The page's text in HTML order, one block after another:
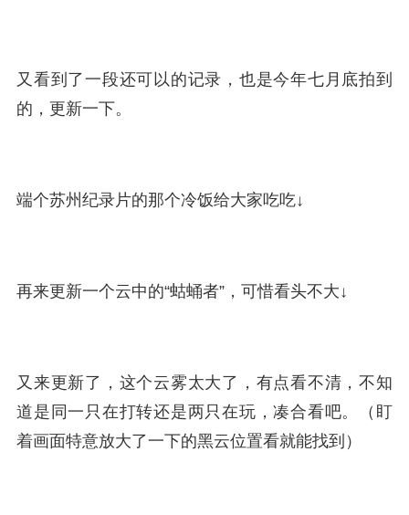
又看到了一段还可以的记录，也是今年七月底拍到
的，更新一下。
端个苏州纪录片的那个冷饭给大家吃吃↓
再来更新一个云中的“蛄蛹者”，可惜看头不大↓
又来更新了，这个云雾太大了，有点看不清，不知
道是同一只在打转还是两只在玩，凑合看吧。（盯
着画面特意放大了一下的黑云位置看就能找到）